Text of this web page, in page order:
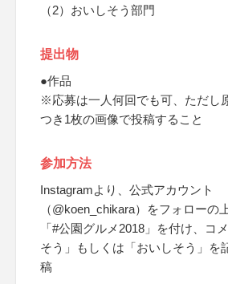
（2）おいしそう部門
提出物
●作品
※応募は一人何回でも可、ただし
つき1枚の画像で投稿すること
参加方法
Instagramより、公式アカウント
（@koen_chikara）をフォローの
「#公園グルメ2018」を付け、コ
そう」もしくは「おいしそう」を
稿